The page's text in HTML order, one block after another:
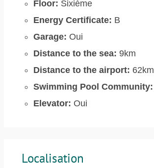
Floor: Sixième
Energy Certificate: B
Garage: Oui
Distance to the sea: 9km
Distance to the airport: 62km
Swimming Pool Community:
Elevator: Oui
Localisation